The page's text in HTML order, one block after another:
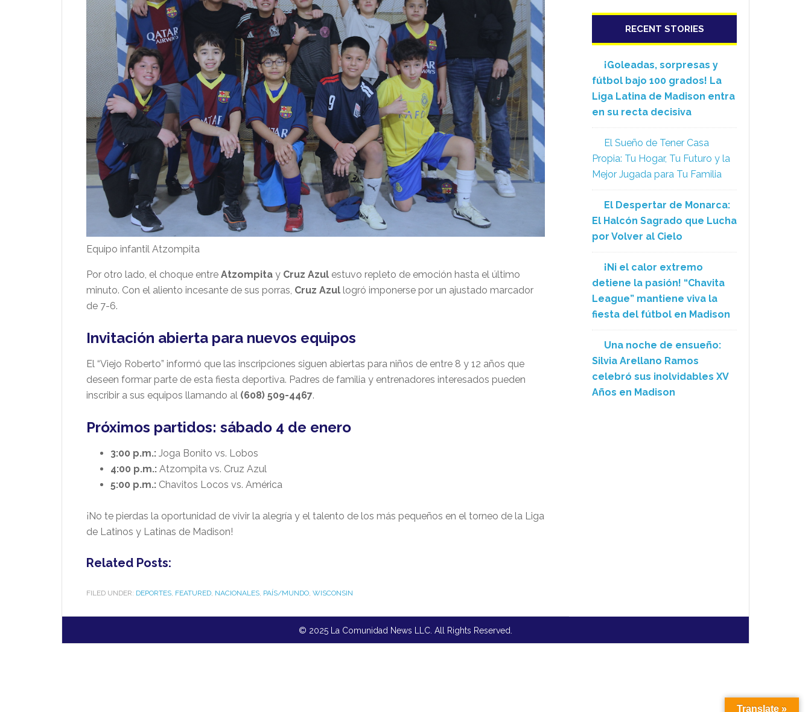
Equipo infantil Atzompita
Por otro lado, el choque entre Atzompita y Cruz Azul estuvo repleto de emoción hasta el último
minuto. Con el aliento incesante de sus porras, Cruz Azul logró imponerse por un ajustado marcador
de 7-6.
Invitación abierta para nuevos equipos
El “Viejo Roberto” informó que las inscripciones siguen abiertas para niños de entre 8 y 12 años que
deseen formar parte de esta fiesta deportiva. Padres de familia y entrenadores interesados pueden
inscribir a sus equipos llamando al (608) 509-4467.
Próximos partidos: sábado 4 de enero
3:00 p.m.: Joga Bonito vs. Lobos
4:00 p.m.: Atzompita vs. Cruz Azul
5:00 p.m.: Chavitos Locos vs. América
¡No te pierdas la oportunidad de vivir la alegría y el talento de los más pequeños en el torneo de la Liga
de Latinos y Latinas de Madison!
Related Posts:
FILED UNDER: DEPORTES, FEATURED, NACIONALES, PAÍS/MUNDO, WISCONSIN
RECENT STORIES
¡Goleadas, sorpresas y
fútbol bajo 100 grados! La
Liga Latina de Madison entra
en su recta decisiva
El Sueño de Tener Casa
Propia: Tu Hogar, Tu Futuro y la
Mejor Jugada para Tu Familia
El Despertar de Monarca:
El Halcón Sagrado que Lucha
por Volver al Cielo
¡Ni el calor extremo
detiene la pasión! “Chavita
League” mantiene viva la
fiesta del fútbol en Madison
Una noche de ensueño:
Silvia Arellano Ramos
celebró sus inolvidables XV
Años en Madison
© 2025 La Comunidad News LLC. All Rights Reserved.
Translate »